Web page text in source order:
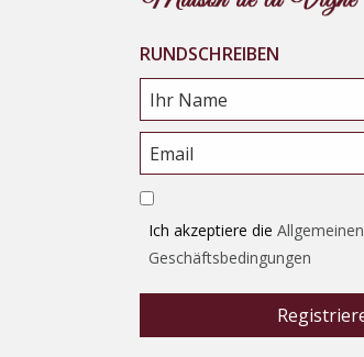
RUNDSCHREIBEN
Ich akzeptiere die Allgemeinen
Geschäftsbedingungen